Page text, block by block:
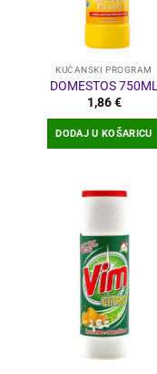
KUĆANSKI PROGRAM
DOMESTOS 750ML
1,86€
DODAJ U KOŠARICU